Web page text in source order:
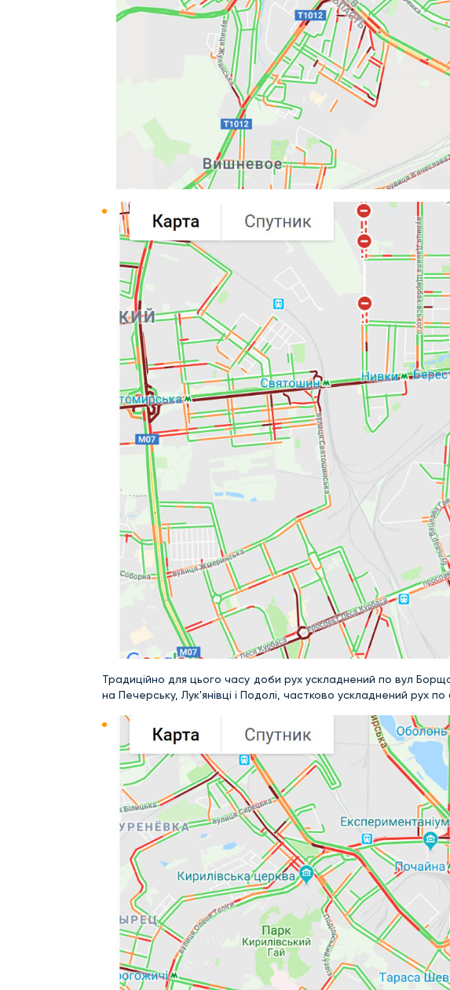
Традиційно для цього часу доби рух ускладнений по вул
на Печерську, Лук'янівці і Подолі, частково ускладнений рух